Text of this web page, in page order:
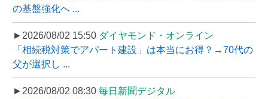
の基盤強化へ ...
►2026/08/02 15:50 ダイヤモンド・オンライン
「相続税対策でアパート建設」は本当にお得？→70代の
父が選択し ...
►2026/08/02 08:30 毎日新聞デジタル